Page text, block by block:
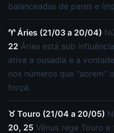
balanceadas de pares e
♈ Áries (21/03 a 20/04)
22 Áries está sob
ativa a ousadia e a
nos números que "abrem"
força.
♉ Touro (21/04 a 20/05)
20, 25 Vênus rege Touro